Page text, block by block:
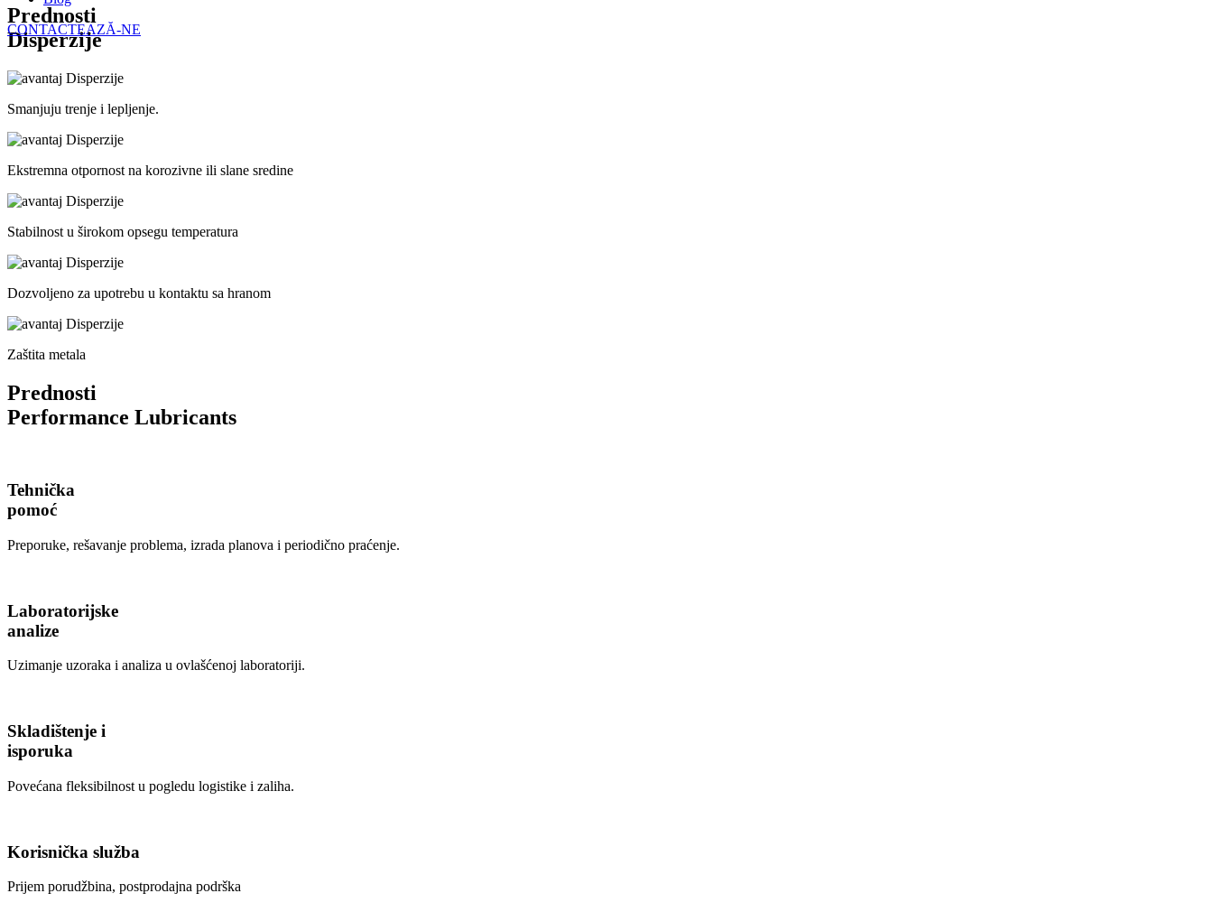
CONTACTEAZĂ-NE
Prednosti
Disperzije
Smanjuju trenje i lepljenje.
Ekstremna otpornost na korozivne ili slane sredine
Stabilnost u širokom opsegu temperatura
Dozvoljeno za upotrebu u kontaktu sa hranom
Zaštita metala
Prednosti
Performance Lubricants
Tehnička
pomoć
Preporuke, rešavanje problema, izrada planova i periodično praćenje.
Laboratorijske
analize
Uzimanje uzoraka i analiza u ovlašćenoj laboratoriji.
Skladištenje i
isporuka
Povećana fleksibilnost u pogledu logistike i zaliha.
Korisnička služba
Prijem porudžbina, postprodajna podrška